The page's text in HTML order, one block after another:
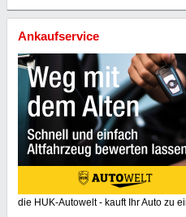
Ankaufservice
die HUK-Autowelt - kauft Ihr Auto zu